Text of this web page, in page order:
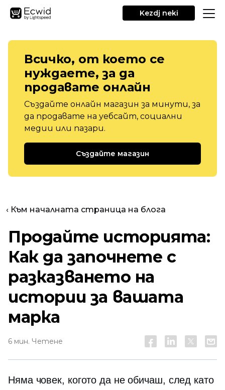
Kezdj neki
Всичко, от което се
нуждаете, за да
продавате онлайн
Създайте онлайн магазин за минути, за
да продавате на уебсайт, социални
медии или пазари.
Създайте магазин
‹ Към началната страница на блога
Продайте историята:
Как да започнете с
разказването на
истории за вашата
марка
6 мин. Четене
Няма човек, когото да не обичаш, след като